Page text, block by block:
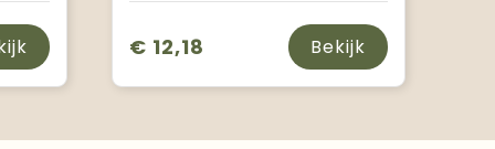
€ 12,18 Bekijk